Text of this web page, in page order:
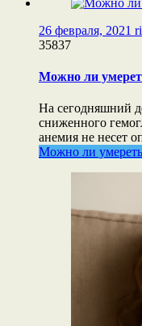
26 февраля, 2021
35837
Можно ли
На сегодняшний
сниженного
анемия не несет
Можно ли